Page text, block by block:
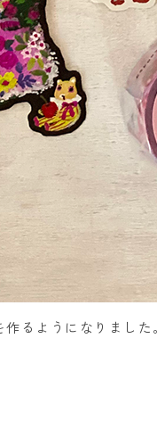
るようになりました